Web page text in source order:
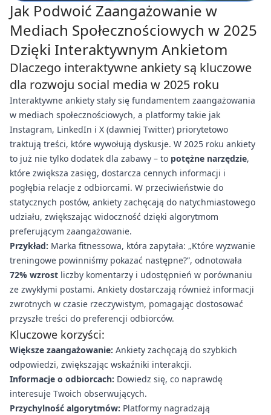
Jak Podwoić Zaangażowanie w
Mediach Społecznościowych w 2025
Dzięki Interaktywnym Ankietom
Dlaczego interaktywne ankiety są kluczowe
dla rozwoju social media w 2025 roku
Interaktywne ankiety stały się fundamentem zaangażowania
w mediach społecznościowych, a platformy takie jak
Instagram, LinkedIn i X (dawniej Twitter) priorytetowo
traktują treści, które wywołują dyskusje. W 2025 roku ankiety
to już nie tylko dodatek dla zabawy – to potężne narzędzie,
które zwiększa zasięg, dostarcza cennych informacji i
pogłębia relacje z odbiorcami. W przeciwieństwie do
statycznych postów, ankiety zachęcają do natychmiastowego
udziału, zwiększając widoczność dzięki algorytmom
preferującym zaangażowanie.
Przykład: Marka fitnessowa, która zapytała: „Które wyzwanie
treningowe powinniśmy pokazać następne?”, odnotowała
72% wzrost liczby komentarzy i udostępnień w porównaniu
ze zwykłymi postami. Ankiety dostarczają również informacji
zwrotnych w czasie rzeczywistym, pomagając dostosować
przyszłe treści do preferencji odbiorców.
Kluczowe korzyści:
Większe zaangażowanie: Ankiety zachęcają do szybkich
odpowiedzi, zwiększając wskaźniki interakcji.
Informacje o odbiorcach: Dowiedz się, co naprawdę
interesuje Twoich obserwujących.
Przychylność algorytmów: Platformy nagradzają